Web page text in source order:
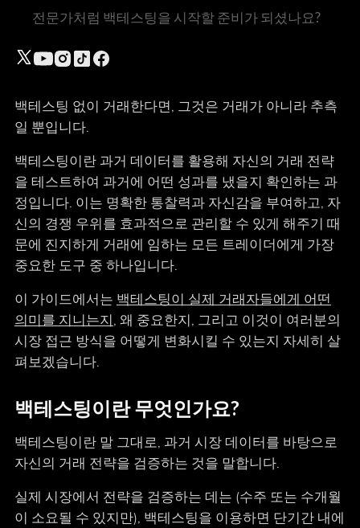
백테스팅 없이 거래한다면, 그것은 거래가 아니라 추측
일 뿐입니다.
백테스팅이란 과거 데이터를 활용해 자신의 거래 전략
을 테스트하여 과거에 어떤 성과를 냈을지 확인하는 과
정입니다. 이는 명확한 통찰력과 자신감을 부여하고, 자
신의 경쟁 우위를 효과적으로 관리할 수 있게 해주기 때
문에 진지하게 거래에 임하는 모든 트레이더에게 가장
중요한 도구 중 하나입니다.
이 가이드에서는 백테스팅이 실제 거래자들에게 어떤
의미를 지니는지, 왜 중요한지, 그리고 이것이 여러분의
시장 접근 방식을 어떻게 변화시킬 수 있는지 자세히 살
펴보겠습니다.
백테스팅이란 무엇인가요?
백테스팅이란 말 그대로, 과거 시장 데이터를 바탕으로
자신의 거래 전략을 검증하는 것을 말합니다.
실제 시장에서 전략을 검증하는 데는 (수주 또는 수개월
이 소요될 수 있지만), 백테스팅을 이용하면 단기간 내에
전문가처럼 백테스팅을 시작할 준비가 되셨나요?